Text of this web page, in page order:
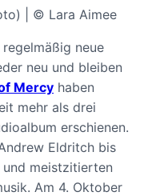
| © Lara Aimee
neue
neu und bleiben
Mercy haben
mehr als drei
erschienen.
Eldritch bis
meistzitierten
Am 4. Oktober